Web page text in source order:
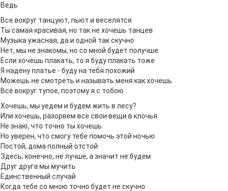
Ведь
Все вокруг танцуют, пьют и веселятся
Ты самая красивая, но так не хочешь танцев
Музыка ужасная, да и одной так скучно
Нет, мы не знакомы, но со мной будет получше
Если хочешь плакать, то я буду плакать тоже
Я надену платье - буду на тебя похожий
Можешь не смотреть и называть меня как хочешь
Всё вокруг тупое, поэтому я с тобою
Хочешь, мы уедем и будем жить в лесу?
Или хочешь, разорвем все свои вещи в клочья
Не знаю, что точно ты хочешь
Но уверен, что смогу тебе помочь этой ночью
Постой, дома полный отстой
Здесь, конечно, не лучше, а значит не будем
Друг друга мы мучить
Единственный случай
Когда тебе со мною точно будет не скучно